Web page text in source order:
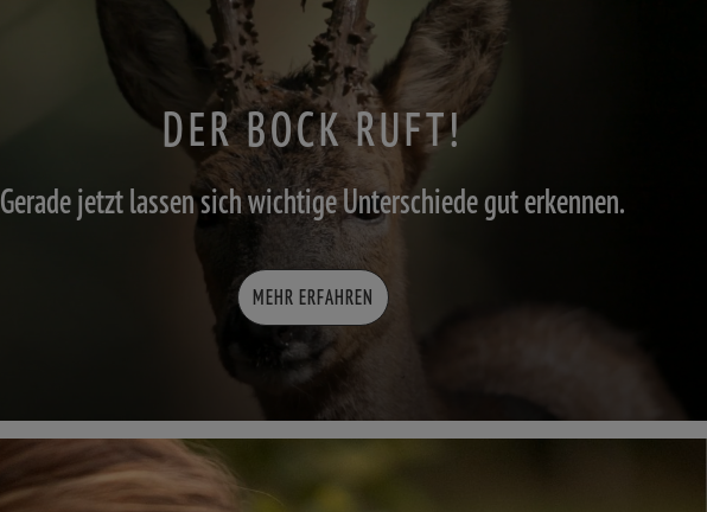
DER BOCK RUFT!
Gerade jetzt lassen sich wichtige Unterschiede gut erkennen.
MEHR ERFAHREN